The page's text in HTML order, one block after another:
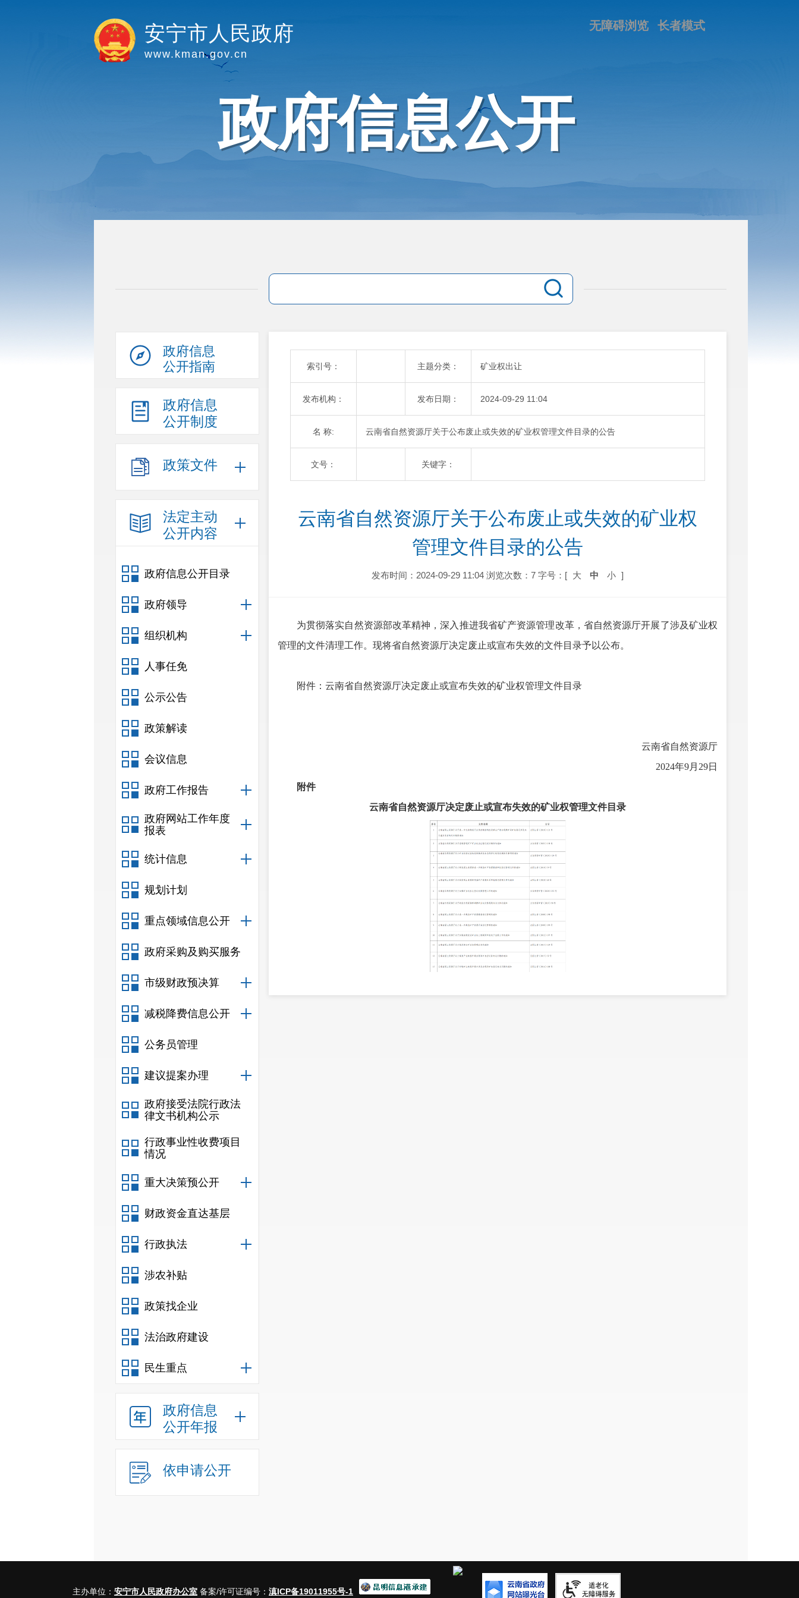
长者模式
无障碍浏览
安宁市人民政府
www.kman.gov.cn
政府信息公开
政府信息
公开指南
政府信息
公开制度
政策文件
法定主动
公开内容
政府信息公开目录
政府领导
组织机构
人事任免
公示公告
政策解读
会议信息
政府工作报告
政府网站工作年度
报表
统计信息
规划计划
重点领域信息公开
政府采购及购买服务
市级财政预决算
减税降费信息公开
公务员管理
建议提案办理
政府接受法院行政法
律文书机构公示
行政事业性收费项目
情况
重大决策预公开
财政资金直达基层
行政执法
涉农补贴
政策找企业
法治政府建设
民生重点
政府信息
公开年报
依申请公开
索引号： 主题分类： 矿业权出让
发布机构： 发布日期： 2024-09-29 11:04
名 称: 云南省自然资源厅关于公布废止或失效的矿业权管理文件目录的公告
文号： 关键字：
云南省自然资源厅关于公布废止或失效的矿业权
管理文件目录的公告
发布时间：2024-09-29 11:04 浏览次数：7 字号：[ 大 中 小 ]
为贯彻落实自然资源部改革精神，深入推进我省矿产资源管理改革，省自然资源厅开展了涉及矿业权
管理的文件清理工作。现将省自然资源厅决定废止或宣布失效的文件目录予以公布。
附件：云南省自然资源厅决定废止或宣布失效的矿业权管理文件目录
云南省自然资源厅
2024年9月29日
附件
云南省自然资源厅决定废止或宣布失效的矿业权管理文件目录
主办单位： 安宁市人民政府办公室 备案/许可证编号： 滇ICP备19011955号-1